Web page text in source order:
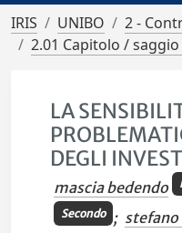
IRIS UNIBO
2 -
2.01 Capitolo /
LA
DEGLI
mascia bedendo
Secondo ;